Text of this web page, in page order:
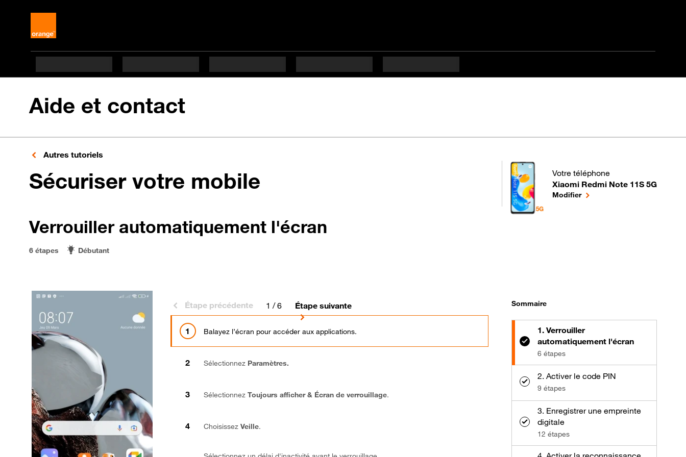
Aide et contact
Autres tutoriels
Sécuriser votre mobile
Votre téléphone
Xiaomi Redmi Note 11S 5G
pour votre Xiaomi Redmi Note 11S 5G
Modifierle téléphone sélectionné
Verrouiller automatiquement l'écran
6 étapes Débutant
Étape précédente 1 / 6 Étape suivante
Balayez l’écran pour accéder aux applications.
Sélectionnez Paramètres.
Sélectionnez Toujours afficher & Écran de verrouillage.
Choisissez Veille.
Sommaire
1. Verrouiller
automatiquement l'écran
6 étapes
2. Activer le code PIN
9 étapes
3. Enregistrer une empreinte
digitale
12 étapes